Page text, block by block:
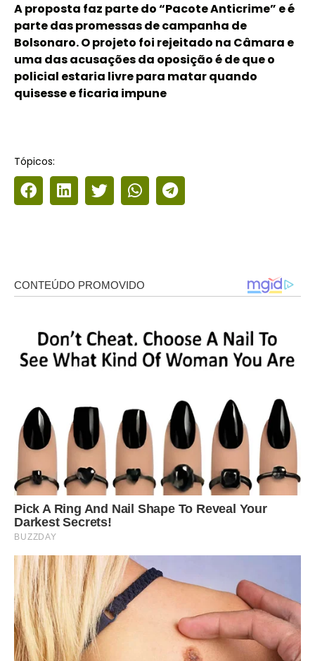
A proposta faz parte do “Pacote Anticrime” e é
parte das promessas de campanha de
Bolsonaro. O projeto foi rejeitado na Câmara e
uma das acusações da oposição é de que o
policial estaria livre para matar quando
quisesse e ficaria impune
Tópicos: